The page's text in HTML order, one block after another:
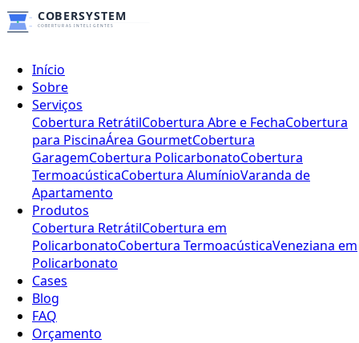
Início
Sobre
Serviços
Cobertura RetrátilCobertura Abre e FechaCobertura
para PiscinaÁrea GourmetCobertura
GaragemCobertura PolicarbonatoCobertura
TermoacústicaCobertura AlumínioVaranda de
Apartamento
Produtos
Cobertura RetrátilCobertura em
PolicarbonatoCobertura TermoacústicaVeneziana em
Policarbonato
Cases
Blog
FAQ
Orçamento